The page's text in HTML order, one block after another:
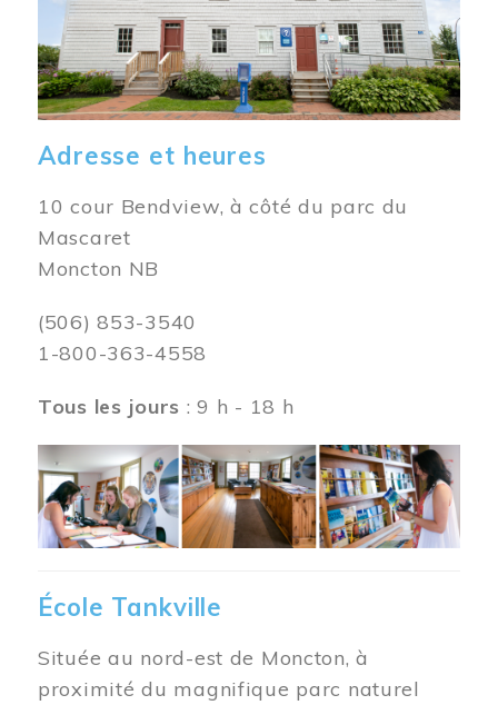
Adresse et heures
10 cour Bendview, à côté du parc du
Mascaret
Moncton NB
(506) 853-3540
1-800-363-4558
Tous les jours : 9 h - 18 h
Image
École Tankville
Située au nord-est de Moncton, à
proximité du magnifique parc naturel